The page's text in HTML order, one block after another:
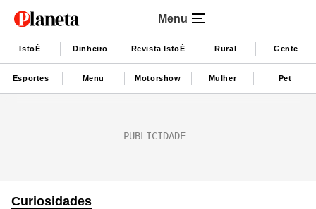
Menu
IstoÉ Dinheiro Revista IstoÉ Rural Gente
Esportes Menu Motorshow Mulher Pet
Curiosidades